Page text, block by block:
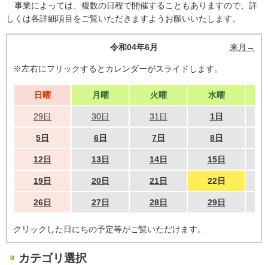
事業によっては、複数の日程で開催することもありますので、詳
しくは各詳細項目をご覧いただきますようお願いいたします。
令和04年6月 来月→
※左右にフリックするとカレンダーがスライドします。
日曜 月曜 火曜 水曜
29日 30日 31日 1日
5日 6日 7日 8日
12日 13日 14日 15日
19日 20日 21日 22日
26日 27日 28日 29日
クリックした日にちの予定等がご覧いただけます。
カテゴリ選択